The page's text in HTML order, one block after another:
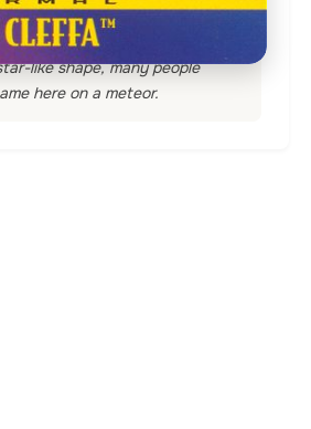
This normal Pokemon is a
known Pokemon of the world.
like shape, many people
here on a meteor.